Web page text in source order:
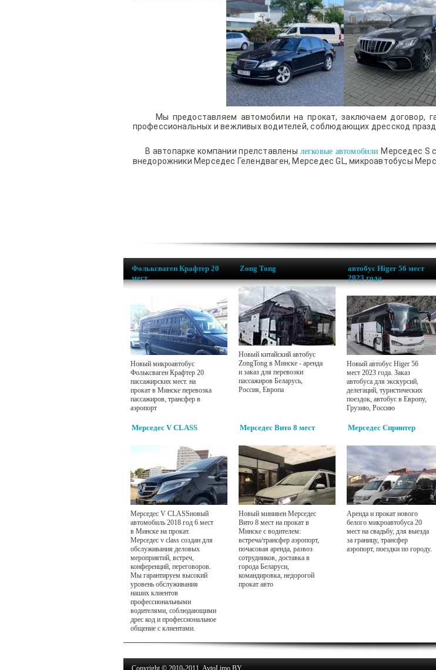
Мы предоставляем автомобили на прокат, заключаем договор,
профессиональных и вежливых водителей, соблюдающих дресскод
В автопарке компании прелставлены легковые автомобили Мерседес S
внедорожники Мерседес Гелендваген, Мерседес GL, микроавтобусы
Фольксваген Крафтер 20
мест
Новый микроавтобус
Фольксваген Крафтер 20
пассажирских мест. на
прокат в Минске перевозка
пассажиров, трансфер в
аэропорт
Zong Tong
Новый китайский автобус
ZongTong в Минске - аренда
и заказ для перевозки
пассажиров Беларусь,
Россия, Европа
автобус Higer 56 мест
2023 года
Новый автобус Higer 56
мест 2023 года. Заказ
автобуса для экскурсий,
делегаций, туристических
поездок, автобус в Европу,
Грузию, Россию
Мерседес V CLASS
Мерседес V CLASSновый
автомобиль 2018 год 6 мест
в Минске на прокат.
Мерседес v class создан для
обслуживания деловых
мероприятий, встреч,
конференций, переговоров.
Мы гарантируем высокий
уровень обслуживания
наших клиентов
профессиональными
водителями, соблюдающими
дрес код и профессиональное
общение с клиентами.
Мерседес Вито 8 мест
Новый минивен Мерседес
Вито 8 мест на прокат в
Минске с водителем:
встреча/трансфер аэропорт,
почасовая аренда, развоз
сотрудников, доставка в
города Беларуси,
командировка, недорогой
прокат авто
Мерседес Спринтер
Аренда и прокат нового
белого микроавтобуса 20
мест на свадьбу, для выезда
за границу, трансфер
аэропорт, поездки по городу.
Copyright © 2010-2011. AvtoLimo.BY